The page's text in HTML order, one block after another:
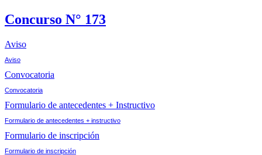
Concurso N° 173
Aviso
Aviso
Convocatoria
Convocatoria
Formulario de antecedentes + Instructivo
Formulario de antecedentes + instructivo
Formulario de inscripción
Formulario de inscripción